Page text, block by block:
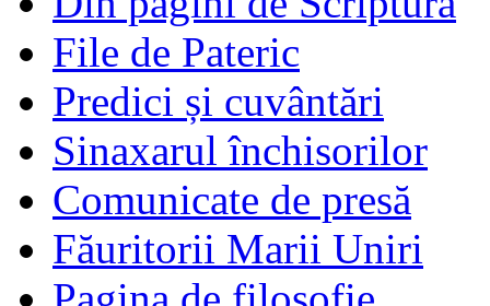
File de Pateric
Predici și cuvântări
Sinaxarul închisorilor
Comunicate de presă
Făuritorii Marii Uniri